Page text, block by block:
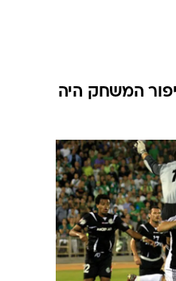
טראש טוק
פוקר
ענפים נוספים
לוח שידורים
החידה של ספורט1
ארכיון מדורים
כתבו לנו
פנדל), אבל סיפור המשחק היה